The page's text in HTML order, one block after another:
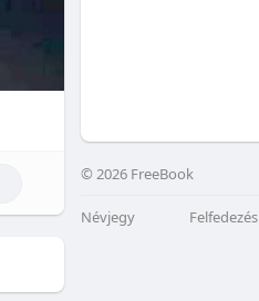
© 2026 FreeBook
Névjegy Felfedezés